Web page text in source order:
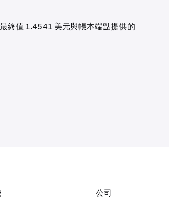
終值 1.4541 美元與帳本端點提供的
公司